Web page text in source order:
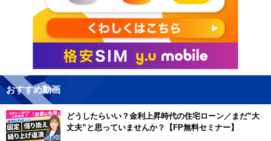
おすすめ動画
どうしたらいい？金利上昇時代の住宅ローン／まだ”大
丈夫”と思っていませんか？【FP無料セミナー】